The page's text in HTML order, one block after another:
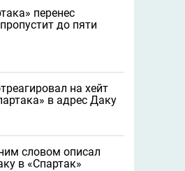
перенес
до пяти
на хейт
в адрес Даку
словом описал
в «Спартак»